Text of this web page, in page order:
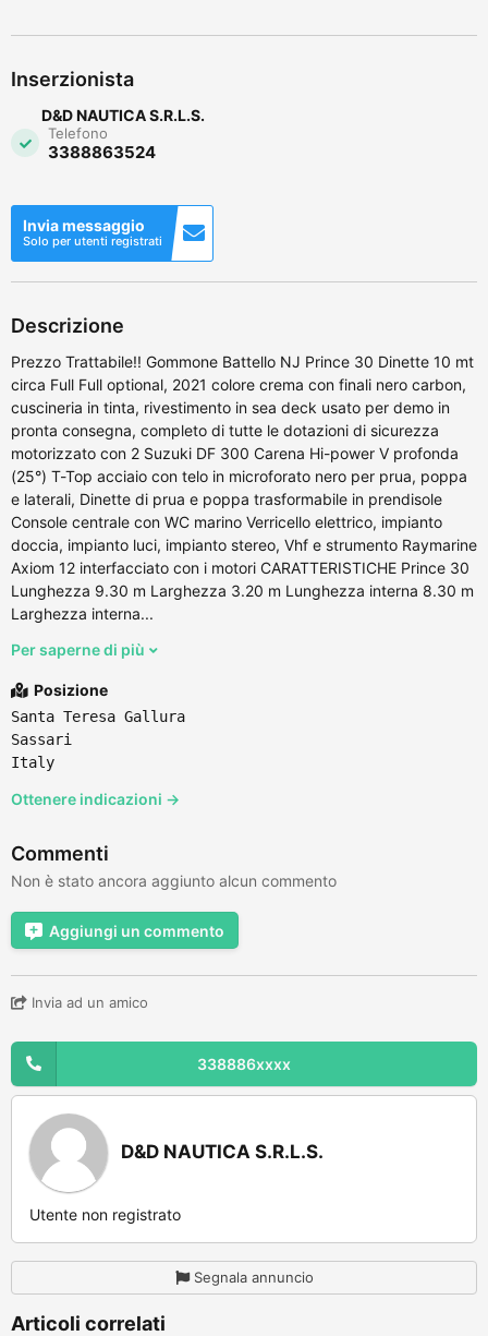
Inserzionista
D&D NAUTICA S.R.L.S.
Telefono
3388863524
Invia messaggio
Solo per utenti registrati
Descrizione
Prezzo Trattabile!! Gommone Battello NJ Prince 30 Dinette 10 mt
circa Full Full optional, 2021 colore crema con finali nero carbon,
cuscineria in tinta, rivestimento in sea deck usato per demo in
pronta consegna, completo di tutte le dotazioni di sicurezza
motorizzato con 2 Suzuki DF 300 Carena Hi-power V profonda
(25°) T-Top acciaio con telo in microforato nero per prua, poppa
e laterali, Dinette di prua e poppa trasformabile in prendisole
Console centrale con WC marino Verricello elettrico, impianto
doccia, impianto luci, impianto stereo, Vhf e strumento Raymarine
Axiom 12 interfacciato con i motori CARATTERISTICHE Prince 30
Lunghezza 9.30 m Larghezza 3.20 m Lunghezza interna 8.30 m
Larghezza interna...
Per saperne di più
Posizione
Santa Teresa Gallura
Sassari
Italy
Ottenere indicazioni →
Commenti
Non è stato ancora aggiunto alcun commento
Aggiungi un commento
Invia ad un amico
338886xxxx
D&D NAUTICA S.R.L.S.
Utente non registrato
Segnala annuncio
Articoli correlati